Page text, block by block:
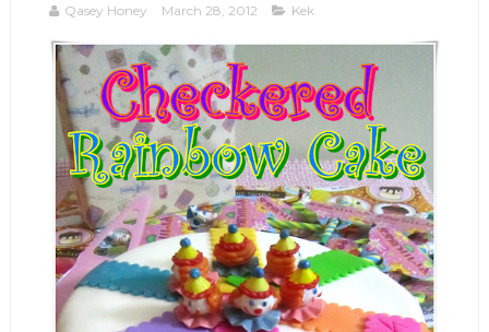
Qasey Honey March 28, 2012 Kek